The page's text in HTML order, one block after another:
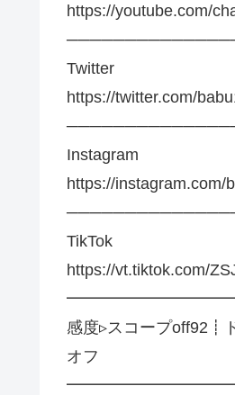
https://youtube.com/
Twitter
https://twitter.com/
Instagram
https://instagram.com/
TikTok
https://vt.tiktok.com/
感度▹スコープoff92┋
オフ